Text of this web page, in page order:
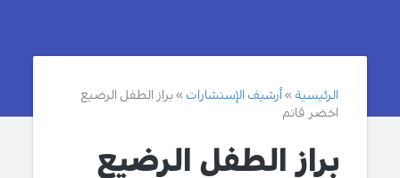
الرئيسية أرشيف الإستشارات
براز الطفل الرضيع
اخضر قاتم
براز الطفل الرضيع